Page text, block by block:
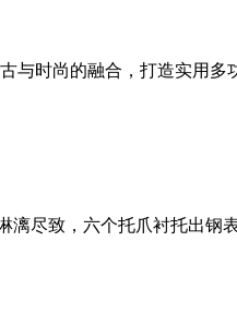
与时尚的融合，打造实用多
尽致，六个托爪衬托出钢表